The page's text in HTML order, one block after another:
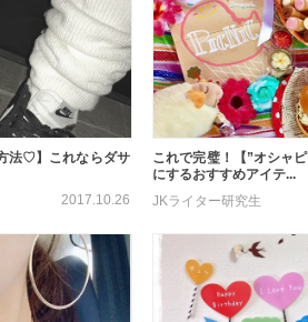
法♡】これならダサ
2017.10.26
これで完璧！【”オシャ
にするおすすめアイテ...
JKライター研究生